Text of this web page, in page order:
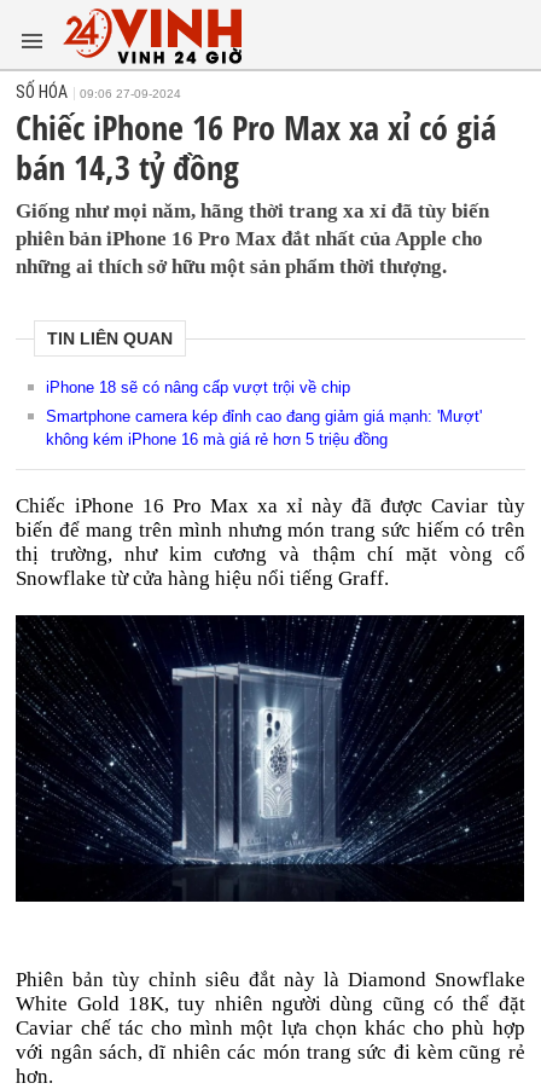
SỐ HÓA 09:06 27-09-2024
Chiếc iPhone 16 Pro Max xa xỉ có giá
bán 14,3 tỷ đồng
Giống như mọi năm, hãng thời trang xa xỉ đã tùy biến
phiên bản iPhone 16 Pro Max đắt nhất của Apple cho
những ai thích sở hữu một sản phẩm thời thượng.
TIN LIÊN QUAN
iPhone 18 sẽ có nâng cấp vượt trội về chip
Smartphone camera kép đỉnh cao đang giảm giá mạnh: 'Mượt'
không kém iPhone 16 mà giá rẻ hơn 5 triệu đồng
Chiếc iPhone 16 Pro Max xa xỉ này đã được Caviar tùy
biến để mang trên mình nhưng món trang sức hiếm có trên
thị trường, như kim cương và thậm chí mặt vòng cổ
Snowflake từ cửa hàng hiệu nổi tiếng Graff.
Phiên bản tùy chỉnh siêu đắt này là Diamond Snowflake
White Gold 18K, tuy nhiên người dùng cũng có thể đặt
Caviar chế tác cho mình một lựa chọn khác cho phù hợp
với ngân sách, dĩ nhiên các món trang sức đi kèm cũng rẻ
hơn.